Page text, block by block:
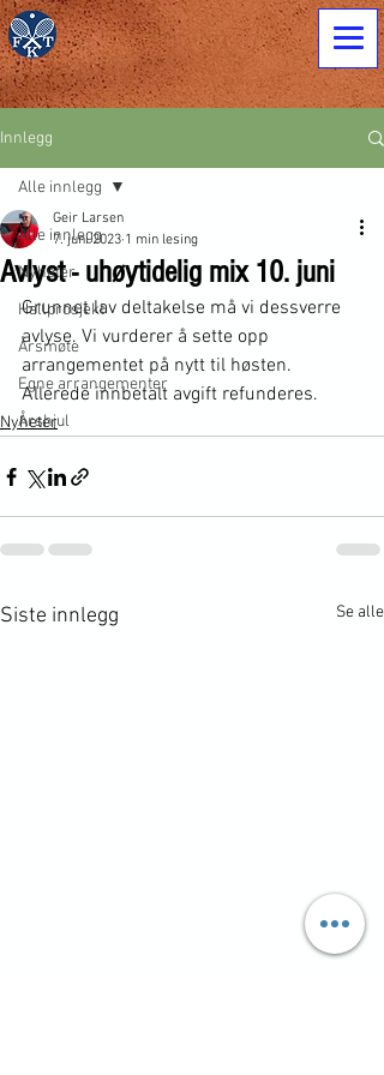
Innlegg
Alle innlegg
Nyheter
Hallprosjekt
Årsmøte
Egne arrangementer
Årshjul
Alle innlegg
Avlyst - uhøytidelig mix 10. juni
Geir Larsen
7. juni 2023 1 min lesing
Grunnet lav deltakelse må vi dessverre
avlyse. Vi vurderer å sette opp
arrangementet på nytt til høsten.
Allerede innbetalt avgift refunderes.
Nyheter
Siste innlegg Se alle